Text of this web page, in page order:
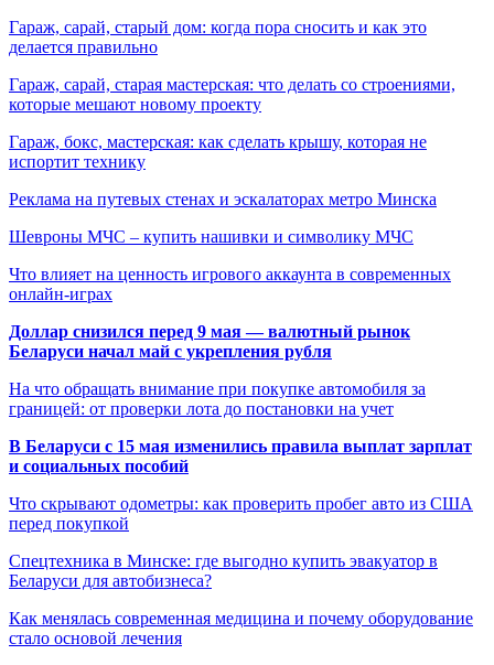
Гараж, сарай, старый дом: когда пора сносить и как это
делается правильно
Гараж, сарай, старая мастерская: что делать со строениями,
которые мешают новому проекту
Гараж, бокс, мастерская: как сделать крышу, которая не
испортит технику
Реклама на путевых стенах и эскалаторах метро Минска
Шевроны МЧС – купить нашивки и символику МЧС
Что влияет на ценность игрового аккаунта в современных
онлайн-играх
Доллар снизился перед 9 мая — валютный рынок
Беларуси начал май с укрепления рубля
На что обращать внимание при покупке автомобиля за
границей: от проверки лота до постановки на учет
В Беларуси с 15 мая изменились правила выплат зарплат
и социальных пособий
Что скрывают одометры: как проверить пробег авто из США
перед покупкой
Спецтехника в Минске: где выгодно купить эвакуатор в
Беларуси для автобизнеса?
Как менялась современная медицина и почему оборудование
стало основой лечения